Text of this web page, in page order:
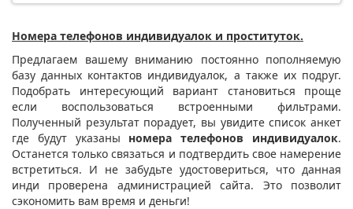
Номера телефонов индивидуалок и проституток.
Предлагаем вашему вниманию постоянно пополняемую
базу данных контактов индивидуалок, а также их подруг.
Подобрать интересующий вариант становиться проще
если воспользоваться встроенными фильтрами.
Полученный результат порадует, вы увидите список анкет
где будут указаны номера телефонов индивидуалок.
Останется только связаться и подтвердить свое намерение
встретиться. И не забудьте удостовериться, что данная
инди проверена администрацией сайта. Это позволит
сэкономить вам время и деньги!